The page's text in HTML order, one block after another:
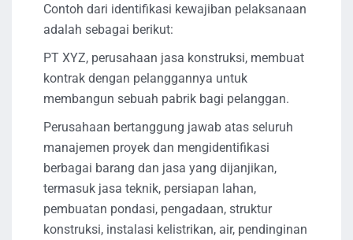
Contoh dari identifikasi kewajiban pelaksanaan
adalah sebagai berikut:
PT XYZ, perusahaan jasa konstruksi, membuat
kontrak dengan pelanggannya untuk
membangun sebuah pabrik bagi pelanggan.
Perusahaan bertanggung jawab atas seluruh
manajemen proyek dan mengidentifikasi
berbagai barang dan jasa yang dijanjikan,
termasuk jasa teknik, persiapan lahan,
pembuatan pondasi, pengadaan, struktur
konstruksi, instalasi kelistrikan, air, pendinginan